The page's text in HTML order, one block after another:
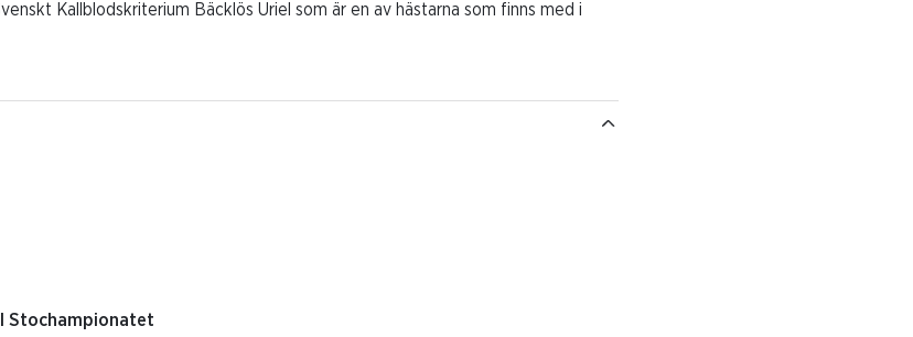
Kallblodskriterium Bäcklös Uriel som är en av hästarna som finns med i
Stochampionatet